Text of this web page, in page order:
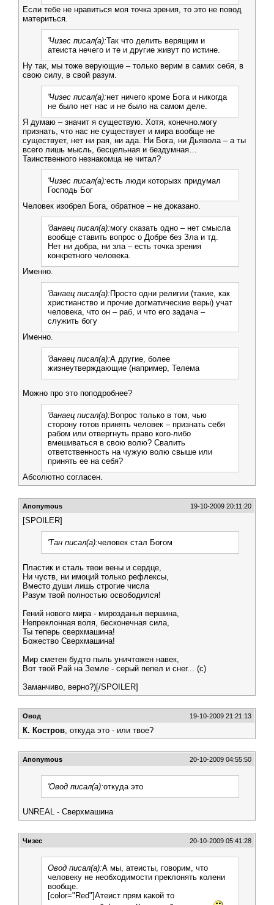
Если тебе не нравиться моя точка зрения, то это не повод
материться.
'Чизес писал(а):Так что делить верящим и
атеиста нечего и те и другие живут по истине.
Ну так, мы тоже верующие – только верим в самих себя, в
свою силу, в свой разум.
'Чизес писал(а):нет ничего кроме Бога и никогда
не было нет нас и не было на самом деле.
Я думаю – значит я существую. Хотя, конечно.могу
признать, что нас не существует и мира вообще не
существует, нет ни рая, ни ада. Ни Бога, ни Дьявола – а ты
всего лишь мысль, бесцельная и бездумная…
Таинственного незнакомца не читал?
'Чизес писал(а):есть люди которызх придумал
Господь Бог
Человек изобрел Бога, обратное – не доказано.
'данаец писал(а):могу сказать одно – нет смысла
вообще ставить вопрос о Добре без Зла и тд.
Нет ни добра, ни зла – есть точка зрения
конкретного человека.
Именно.
'данаец писал(а): Просто одни религии (такие, как
христианство и прочие догматические веры) учат
человека, что он – раб, и что его задача –
служить богу
Именно.
'данаец писал(а):А другие, более
жизнеутверждающие (например, Телема
Можно про это поподробнее?
'данаец писал(а): Вопрос только в том, чью
сторону готов принять человек – признать себя
рабом или отвергнуть право кого-либо
вмешиваться в свою волю? Свалить
ответственность на чужую волю свыше или
принять ее на себя?
Абсолютно согласен.
Anonymous 19-10-2009 20:11:20
[SPOILER]
'Тан писал(а):человек стал Богом
Пластик и сталь твои вены и сердце,
Ни чуств, ни имоций только рефлексы,
Вместо души лишь строгие числа
Разум твой полностью освободился!
Гений нового мира - мирозданья вершина,
Непреклонная воля, бесконечная сила,
Ты теперь сверхмашина!
Божество Сверхмашина!
Мир сметен будто пыль уничтожен навек,
Вот твой Рай на Земле - серый пепел и снег... (с)
Заманчиво, верно?)[/SPOILER]
Овод 19-10-2009 21:21:13
К. Костров, откуда это - или твое?
Anonymous 20-10-2009 04:55:50
'Овод писал(а):откуда это
UNREAL - Сверхмашина
Чизес 20-10-2009 05:41:28
Овод писал(а):А мы, атеисты, говорим, что
человеку не необходимости преклонять колени
вообще.
[color="Red"]Атеист прям какой то